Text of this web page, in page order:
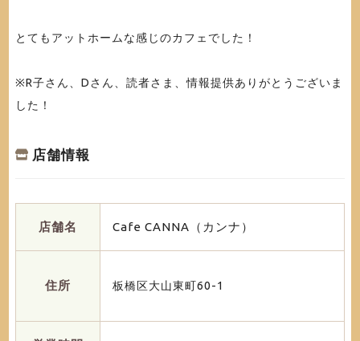
とてもアットホームな感じのカフェでした！
※R子さん、Dさん、読者さま、情報提供ありがとうございま
した！
店舗情報
店舗名 Cafe CANNA（カンナ）
住所 板橋区大山東町60-1